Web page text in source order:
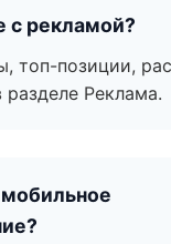
с рекламой?
топ-позиции,
Реклама.
мобильное